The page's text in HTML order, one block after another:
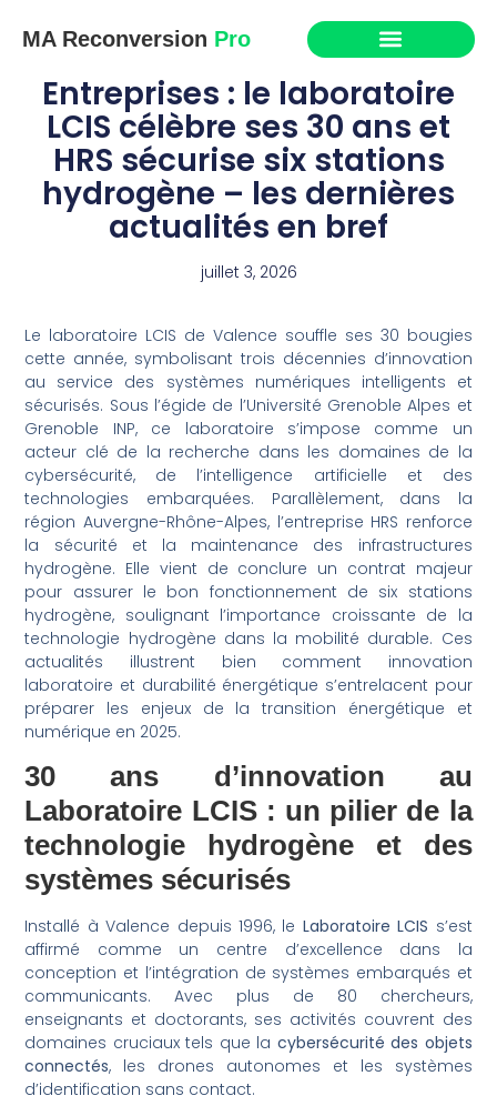
MA Reconversion Pro
Entreprises : le laboratoire
LCIS célèbre ses 30 ans et
HRS sécurise six stations
hydrogène – les dernières
actualités en bref
juillet 3, 2026
Le laboratoire LCIS de Valence souffle ses 30 bougies
cette année, symbolisant trois décennies d’innovation
au service des systèmes numériques intelligents et
sécurisés. Sous l’égide de l’Université Grenoble Alpes et
Grenoble INP, ce laboratoire s’impose comme un
acteur clé de la recherche dans les domaines de la
cybersécurité, de l’intelligence artificielle et des
technologies embarquées. Parallèlement, dans la
région Auvergne-Rhône-Alpes, l’entreprise HRS renforce
la sécurité et la maintenance des infrastructures
hydrogène. Elle vient de conclure un contrat majeur
pour assurer le bon fonctionnement de six stations
hydrogène, soulignant l’importance croissante de la
technologie hydrogène dans la mobilité durable. Ces
actualités illustrent bien comment innovation
laboratoire et durabilité énergétique s’entrelacent pour
préparer les enjeux de la transition énergétique et
numérique en 2025.
30 ans d’innovation au
Laboratoire LCIS : un pilier de la
technologie hydrogène et des
systèmes sécurisés
Installé à Valence depuis 1996, le Laboratoire LCIS s’est
affirmé comme un centre d’excellence dans la
conception et l’intégration de systèmes embarqués et
communicants. Avec plus de 80 chercheurs,
enseignants et doctorants, ses activités couvrent des
domaines cruciaux tels que la cybersécurité des objets
connectés, les drones autonomes et les systèmes
d’identification sans contact.